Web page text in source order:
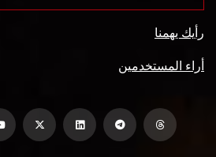
رأيك يهمنا
أراء المستخدمين